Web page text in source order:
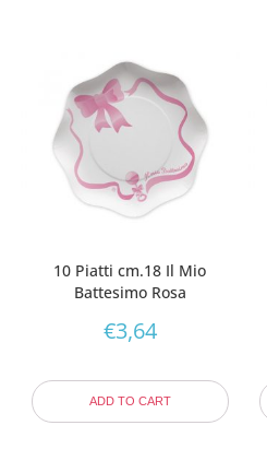
10 Piatti cm.18 Il Mio
Battesimo Rosa
€3,64
ADD TO CART